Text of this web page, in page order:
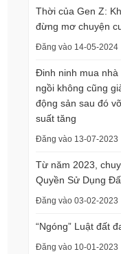
Thời của Gen Z:
đừng mơ chuyện
Đăng vào 14-05-2024
Đinh ninh mua nhà
ngồi không cũng
động sản sau đó
suất tăng
Đăng vào 13-07-2023
Từ năm 2023,
Quyền Sử Dụng
Đăng vào 03-02-2023
“Ngóng” Luật đất
Đăng vào 10-01-2023